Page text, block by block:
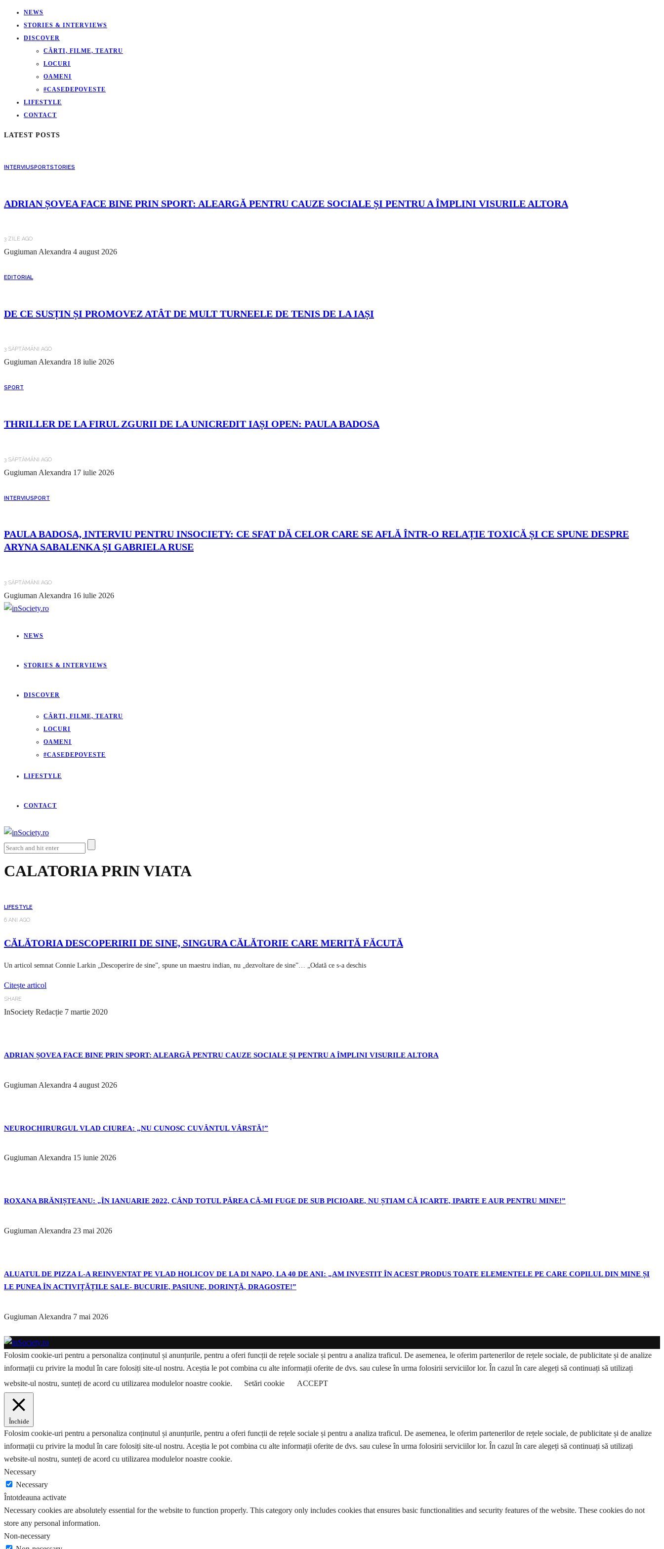
NEWS
STORIES & INTERVIEWS
DISCOVER
CĂRTI, FILME, TEATRU
LOCURI
OAMENI
#CASEDEPOVESTE
LIFESTYLE
CONTACT
LATEST POSTS
INTERVIUSPORTSTORIES
ADRIAN ȘOVEA FACE BINE PRIN SPORT: ALEARGĂ PENTRU CAUZE SOCIALE ȘI PENTRU A ÎMPLINI VISURILE ALTORA
3 ZILE AGO
Gugiuman Alexandra 4 august 2026
EDITORIAL
DE CE SUSȚIN ȘI PROMOVEZ ATÂT DE MULT TURNEELE DE TENIS DE LA IAȘI
3 SĂPTĂMÂNI AGO
Gugiuman Alexandra 18 iulie 2026
SPORT
THRILLER DE LA FIRUL ZGURII DE LA UNICREDIT IAȘI OPEN: PAULA BADOSA
3 SĂPTĂMÂNI AGO
Gugiuman Alexandra 17 iulie 2026
INTERVIUSPORT
PAULA BADOSA, INTERVIU PENTRU INSOCIETY: CE SFAT DĂ CELOR CARE SE AFLĂ ÎNTR-O RELAȚIE TOXICĂ ȘI CE SPUNE DESPRE
ARYNA SABALENKA ȘI GABRIELA RUSE
3 SĂPTĂMÂNI AGO
Gugiuman Alexandra 16 iulie 2026
NEWS
STORIES & INTERVIEWS
DISCOVER
CĂRTI, FILME, TEATRU
LOCURI
OAMENI
#CASEDEPOVESTE
LIFESTYLE
CONTACT
CALATORIA PRIN VIATA
LIFESTYLE
6 ANI AGO
CĂLĂTORIA DESCOPERIRII DE SINE, SINGURA CĂLĂTORIE CARE MERITĂ FĂCUTĂ
Un articol semnat Connie Larkin „Descoperire de sine”, spune un maestru indian, nu „dezvoltare de sine”… „Odată ce s-a deschis
Citește articol
SHARE
InSociety Redacție 7 martie 2020
ADRIAN ȘOVEA FACE BINE PRIN SPORT: ALEARGĂ PENTRU CAUZE SOCIALE ȘI PENTRU A ÎMPLINI VISURILE ALTORA
Gugiuman Alexandra 4 august 2026
NEUROCHIRURGUL VLAD CIUREA: „NU CUNOSC CUVÂNTUL VÂRSTĂ!”
Gugiuman Alexandra 15 iunie 2026
ROXANA BRĂNIȘTEANU: „ÎN IANUARIE 2022, CÂND TOTUL PĂREA CĂ-MI FUGE DE SUB PICIOARE, NU ȘTIAM CĂ ICARTE, IPARTE E AUR PENTRU MINE!”
Gugiuman Alexandra 23 mai 2026
ALUATUL DE PIZZA L-A REINVENTAT PE VLAD HOLICOV DE LA DI NAPO, LA 40 DE ANI: „AM INVESTIT ÎN ACEST PRODUS TOATE ELEMENTELE PE CARE COPILUL DIN MINE ȘI
LE PUNEA ÎN ACTIVIȚĂȚILE SALE- BUCURIE, PASIUNE, DORINȚĂ, DRAGOSTE!”
Gugiuman Alexandra 7 mai 2026
Folosim cookie-uri pentru a personaliza conținutul și anunțurile, pentru a oferi funcții de rețele sociale și pentru a analiza traficul. De asemenea, le oferim partenerilor de rețele sociale, de publicitate și de analize
informații cu privire la modul în care folosiți site-ul nostru. Aceștia le pot combina cu alte informații oferite de dvs. sau culese în urma folosirii serviciilor lor. În cazul în care alegeți să continuați să utilizați
website-ul nostru, sunteți de acord cu utilizarea modulelor noastre cookie.
Setări cookie ACCEPT
Închide
Folosim cookie-uri pentru a personaliza conținutul și anunțurile, pentru a oferi funcții de rețele sociale și pentru a analiza traficul. De asemenea, le oferim partenerilor de rețele sociale, de publicitate și de analize
informații cu privire la modul în care folosiți site-ul nostru. Aceștia le pot combina cu alte informații oferite de dvs. sau culese în urma folosirii serviciilor lor. În cazul în care alegeți să continuați să utilizați
website-ul nostru, sunteți de acord cu utilizarea modulelor noastre cookie.
Necessary
Necessary
Întotdeauna activate
Necessary cookies are absolutely essential for the website to function properly. This category only includes cookies that ensures basic functionalities and security features of the website. These cookies do not
store any personal information.
Non-necessary